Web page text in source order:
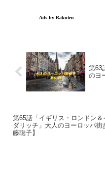
第63
のヨ
第65話「イギリス・ロンドン＆
ダリッチ」大人のヨーロッパ街
藤聡子】